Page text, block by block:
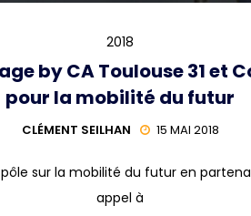
2018
by CA Toulouse 31 et
pour la mobilité du futur
CLÉMENT SEILHAN 15 MAI 2018
sur la mobilité du futur en
appel à